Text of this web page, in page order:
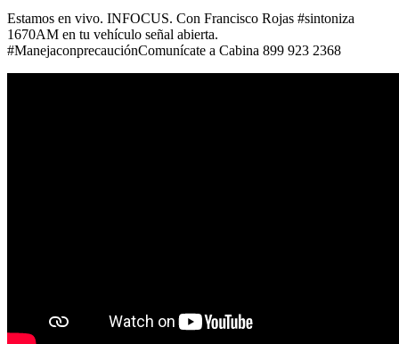
Estamos en vivo. INFOCUS. Con Francisco Rojas #sintoniza
1670AM en tu vehículo señal abierta.
#ManejaconprecauciónComunícate a Cabina 899 923 2368